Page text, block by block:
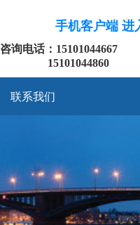
手机客户端 进
咨询电话：15101044667
15101044860
联系我们